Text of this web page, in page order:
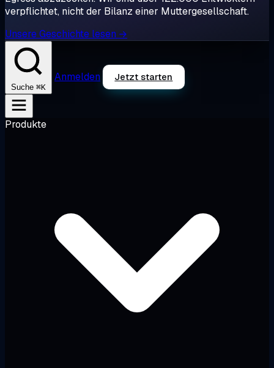
verpflichtet, nicht der Bilanz einer Muttergesellschaft.
Unsere Geschichte lesen →
Suche ⌘K
Anmelden Jetzt starten
Produkte